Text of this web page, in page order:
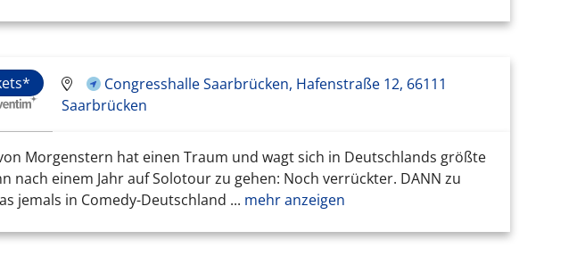
Congresshalle Saarbrücken, Hafenstraße 12, 66111
Saarbrücken
Morgenstern hat einen Traum und wagt sich in Deutschlands größte
einem Jahr auf Solotour zu gehen: Noch verrückter. DANN zu
jemals in Comedy-Deutschland ... mehr anzeigen